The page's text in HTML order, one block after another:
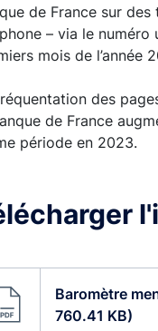
de France sur
– via le numéro
mois de l’année
des
de France
période en 2023.
Baromètre
760.41 KB)